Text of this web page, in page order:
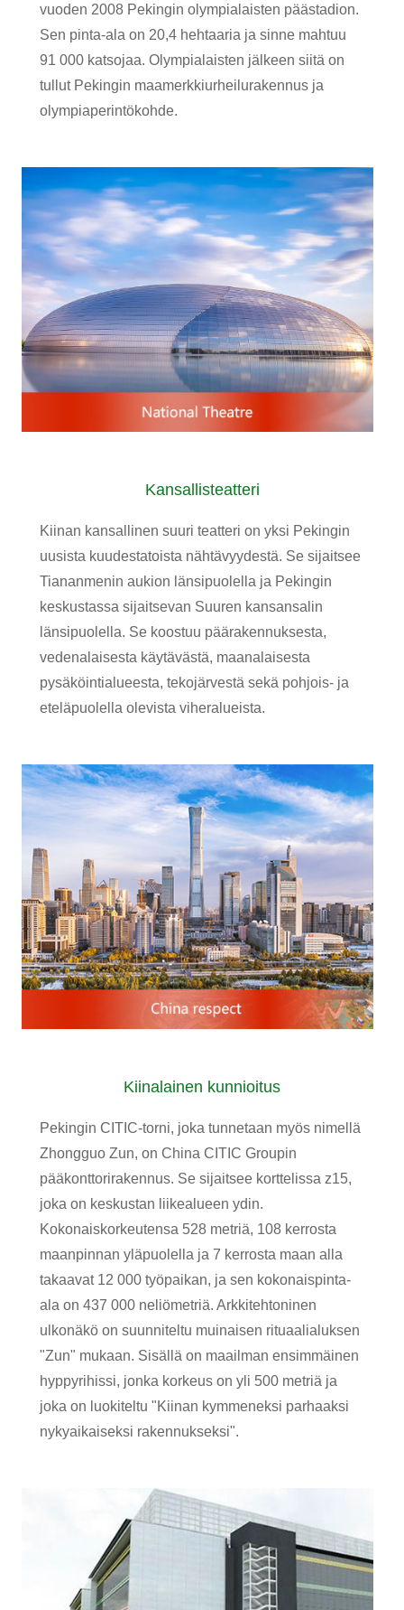
vuoden 2008 Pekingin olympialaisten päästadion.
Sen pinta-ala on 20,4 hehtaaria ja sinne mahtuu
91 000 katsojaa. Olympialaisten jälkeen siitä on
tullut Pekingin maamerkkiurheilurakennus ja
olympiaperintökohde.
Kansallisteatteri
Kiinan kansallinen suuri teatteri on yksi Pekingin
uusista kuudestatoista nähtävyydestä. Se sijaitsee
Tiananmenin aukion länsipuolella ja Pekingin
keskustassa sijaitsevan Suuren kansansalin
länsipuolella. Se koostuu päärakennuksesta,
vedenalaisesta käytävästä, maanalaisesta
pysäköintialueesta, tekojärvestä sekä pohjois- ja
eteläpuolella olevista viheralueista.
Kiinalainen kunnioitus
Pekingin CITIC-torni, joka tunnetaan myös nimellä
Zhongguo Zun, on China CITIC Groupin
pääkonttorirakennus. Se sijaitsee korttelissa z15,
joka on keskustan liikealueen ydin.
Kokonaiskorkeutensa 528 metriä, 108 kerrosta
maanpinnan yläpuolella ja 7 kerrosta maan alla
takaavat 12 000 työpaikan, ja sen kokonaispinta-
ala on 437 000 neliömetriä. Arkkitehtoninen
ulkonäkö on suunniteltu muinaisen rituaalialuksen
"Zun" mukaan. Sisällä on maailman ensimmäinen
hyppyrihissi, jonka korkeus on yli 500 metriä ja
joka on luokiteltu "Kiinan kymmeneksi parhaaksi
nykyaikaiseksi rakennukseksi".